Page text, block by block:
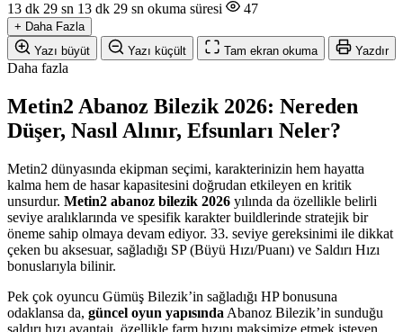
13 dk 29 sn 13 dk 29 sn okuma süresi 47
+ Daha Fazla
Yazı büyüt
Yazı küçült Tam ekran okuma Yazdır
Daha fazla
Metin2 Abanoz Bilezik 2026: Nereden
Düşer, Nasıl Alınır, Efsunları Neler?
Metin2 dünyasında ekipman seçimi, karakterinizin hem hayatta
kalma hem de hasar kapasitesini doğrudan etkileyen en kritik
unsurdur. Metin2 abanoz bilezik 2026 yılında da özellikle belirli
seviye aralıklarında ve spesifik karakter buildlerinde stratejik bir
öneme sahip olmaya devam ediyor. 33. seviye gereksinimi ile dikkat
çeken bu aksesuar, sağladığı SP (Büyü Hızı/Puanı) ve Saldırı Hızı
bonuslarıyla bilinir.
Pek çok oyuncu Gümüş Bilezik’in sağladığı HP bonusuna
odaklansa da, güncel oyun yapısında Abanoz Bilezik’in sunduğu
saldırı hızı avantajı, özellikle farm hızını maksimize etmek isteyen